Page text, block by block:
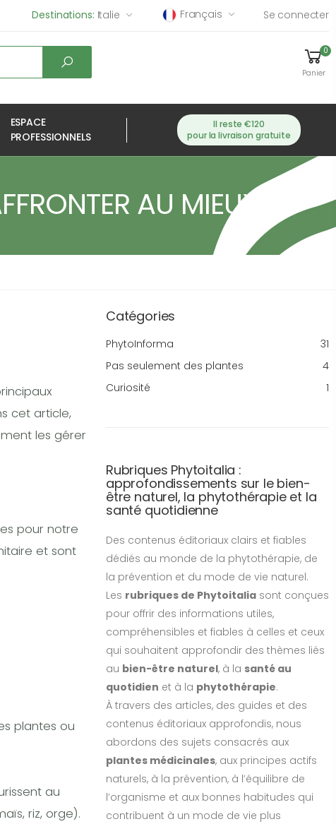
Destinations: Italie Français Se connecter
0
Panier
ESPACE
PROFESSIONNELS
Il reste €120
pour la livraison gratuite
AU MIEUX
cet article,
les gérer
pour notre
et sont
plantes ou
au
riz, orge).
Catégories
PhytoInforma
31
Pas seulement des plantes
4
Curiosité
1
Rubriques Phytoitalia :
approfondissements sur le bien-
être naturel, la phytothérapie et la
santé quotidienne
Des contenus éditoriaux clairs et fiables
dédiés au monde de la phytothérapie, de
la prévention et du mode de vie naturel.
Les rubriques de Phytoitalia sont conçues
pour offrir des informations utiles,
compréhensibles et fiables à celles et ceux
qui souhaitent approfondir des thèmes liés
au bien-être naturel, à la santé au
quotidien et à la phytothérapie.
À travers des articles, des guides et des
contenus éditoriaux approfondis, nous
abordons des sujets consacrés aux
plantes médicinales, aux principes actifs
naturels, à la prévention, à l’équilibre de
l’organisme et aux bonnes habitudes qui
contribuent à un mode de vie plus